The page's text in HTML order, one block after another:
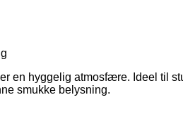
en hyggelig atmosfære. Ideel til
smukke belysning.